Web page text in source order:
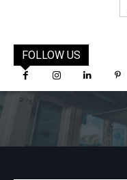
FOLLOW US